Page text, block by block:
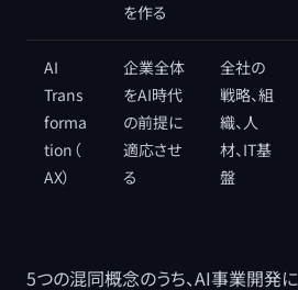
を作る
AI
Trans
forma
tion（
AX）
企業全体
をAI時代
の前提に
適応させ
る
全社の
戦略、組
織、人
材、IT基
盤
5つの混同概念のうち、AI事業開発